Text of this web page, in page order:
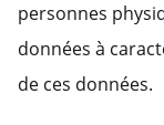
personnes
données à
de ces données.